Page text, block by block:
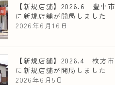
【新規店舗】2026.6 豊中市
に新規店舗が開局しました
2026年6月16日
【新規店舗】2026.4 枚方市
に新規店舗が開局しました
2026年6月5日